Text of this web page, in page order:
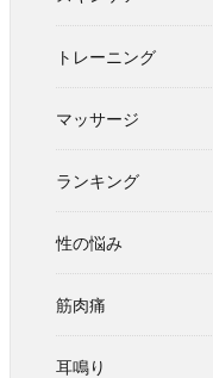
トレーニング
マッサージ
ランキング
性の悩み
筋肉痛
耳鳴り